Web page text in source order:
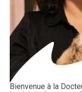
Bienvenue à la